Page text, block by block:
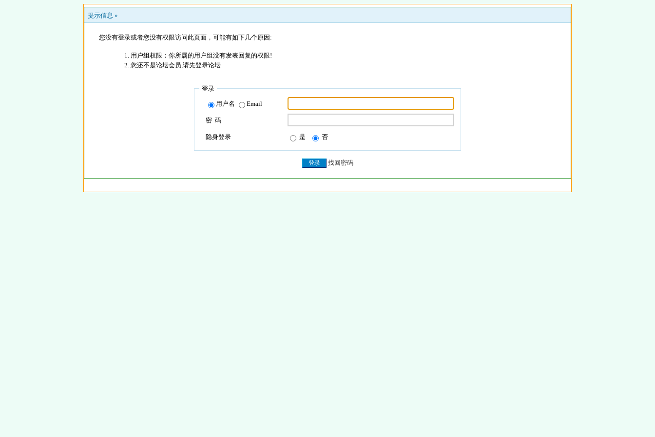
提示信息 »
您没有登录或者您没有权限访问此页面，可能有如下几个原因:
用户组权限：你所属的用户组没有发表回复的权限!
您还不是论坛会员,请先登录论坛
登录
用户名 Email
密 码
隐身登录 是 否
找回密码